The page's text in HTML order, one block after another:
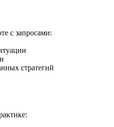
с запросами:
стратегий